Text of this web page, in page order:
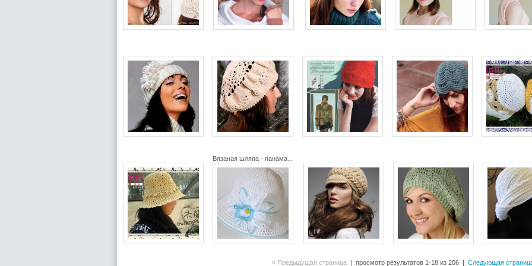
Вязаная шляпа - панама...
« Предыдущая страница| просмотр результатов 1-18 из 206 | Следующая